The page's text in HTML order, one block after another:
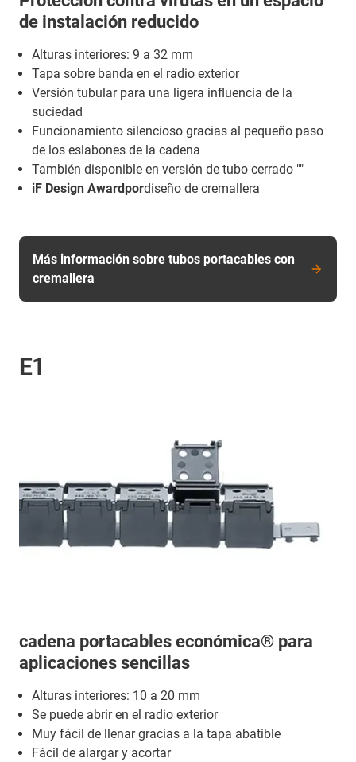
de instalación reducido
Alturas interiores: 9 a 32 mm
Tapa sobre banda en el radio exterior
Versión tubular para una ligera influencia de la
suciedad
Funcionamiento silencioso gracias al pequeño paso
de los eslabones de la cadena
También disponible en versión de tubo cerrado ""
iF Design Awardpordiseño de cremallera
Más información sobre tubos portacables con
cremallera
E1
cadena portacables económica® para
aplicaciones sencillas
Alturas interiores: 10 a 20 mm
Se puede abrir en el radio exterior
Muy fácil de llenar gracias a la tapa abatible
Fácil de alargar y acortar